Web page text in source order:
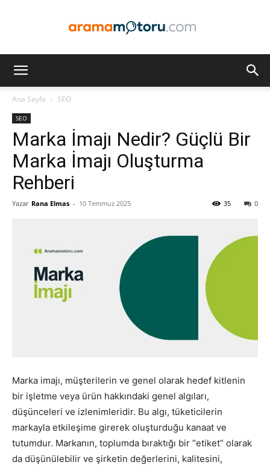
SEO,
SEM,
Ana Sayfa SEO
SEO
Marka İmajı Nedir? Güçlü Bir
Marka İmajı Oluşturma
Rehberi
Yazar Rana Elmas - 10 Temmuz 2025 0
35
Marka imajı, müşterilerin ve genel olarak hedef kitlenin
bir işletme veya ürün hakkındaki genel algıları,
düşünceleri ve izlenimleridir. Bu algı, tüketicilerin
markayla etkileşime girerek oluşturduğu kanaat ve
tutumdur. Markanın, toplumda bıraktığı bir “etiket” olarak
da düşünülebilir ve şirketin değerlerini, kalitesini,